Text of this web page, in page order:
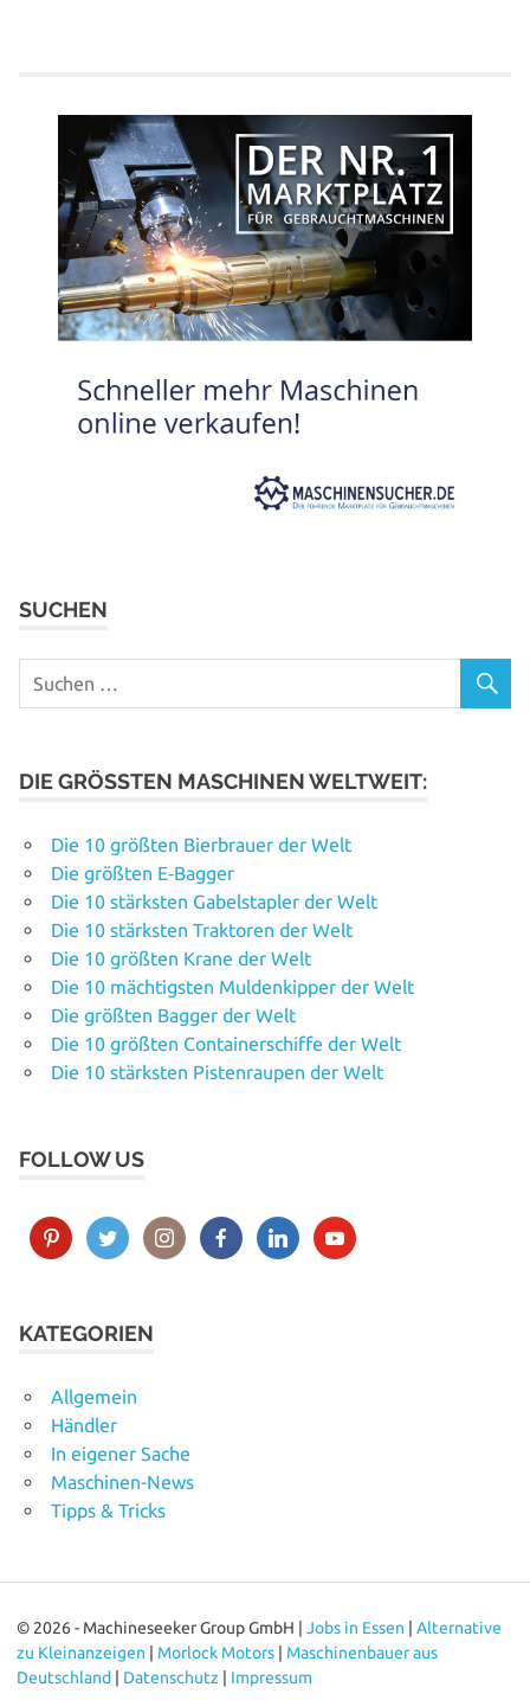
SUCHEN
DIE GRÖSSTEN MASCHINEN WELTWEIT:
Die 10 größten Bierbrauer der Welt
Die größten E‑Bagger
Die 10 stärksten Gabelstapler der Welt
Die 10 stärksten Traktoren der Welt
Die 10 größten Krane der Welt
Die 10 mächtigsten Muldenkipper der Welt
Die größten Bagger der Welt
Die 10 größten Containerschiffe der Welt
Die 10 stärksten Pistenraupen der Welt
FOLLOW US
KATEGORIEN
Allgemein
Händler
In eigener Sache
Maschinen-News
Tipps & Tricks
© 2026 - Machineseeker Group GmbH | Jobs in Essen
Alternative
zu Kleinanzeigen
Morlock Motors
Maschinenbauer aus
Deutschland
Datenschutz Impressum